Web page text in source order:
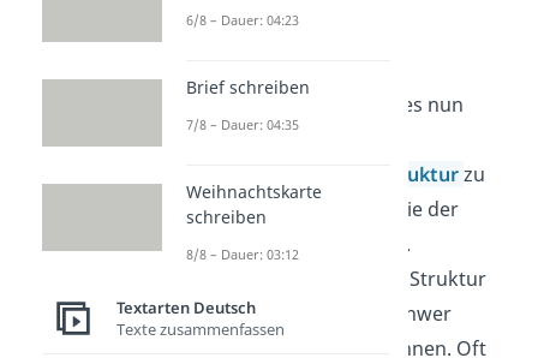
In diesem Teil geht es nun
Argumentationsstrukturzu
beschreiben, also wie der
Autor argumentiert.
Inhalt, Sprache und Struktur
eines Textes sind schwer
voneinander zu trennen. Oft
6/8 – Dauer: 04:23
Brief schreiben
7/8 – Dauer: 04:35
Weihnachtskarte
schreiben
8/8 – Dauer: 03:12
Textarten Deutsch
Texte zusammenfassen